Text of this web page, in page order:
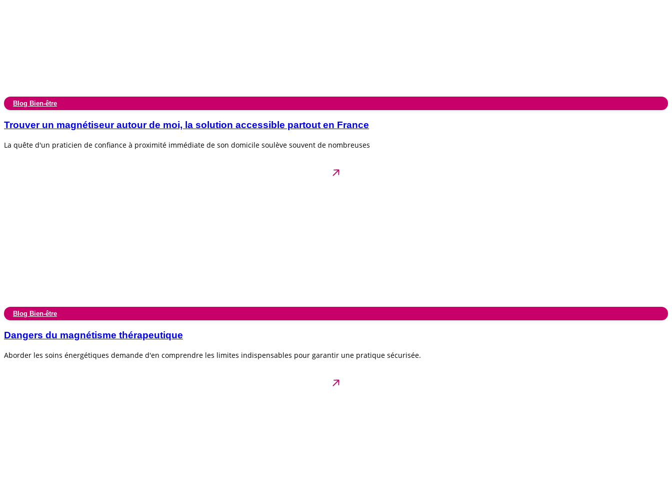
Blog Bien-être
Trouver un magnétiseur autour de moi, la solution accessible partout en France
La quête d'un praticien de confiance à proximité immédiate de son domicile soulève souvent de nombreuses
Blog Bien-être
Dangers du magnétisme thérapeutique
Aborder les soins énergétiques demande d'en comprendre les limites indispensables pour garantir une pratique sécurisée.